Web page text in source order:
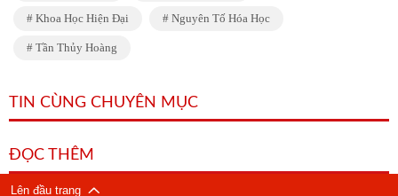
Khoa Học Hiện Đại Nguyên Tố Hóa Học
Tần Thủy Hoàng
TIN CÙNG CHUYÊN MỤC
ĐỌC THÊM
Lên đầu trang